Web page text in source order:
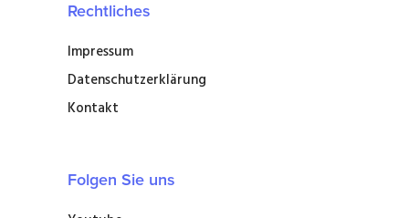
Rechtliches
Impressum
Datenschutzerklärung
Kontakt
Folgen Sie uns